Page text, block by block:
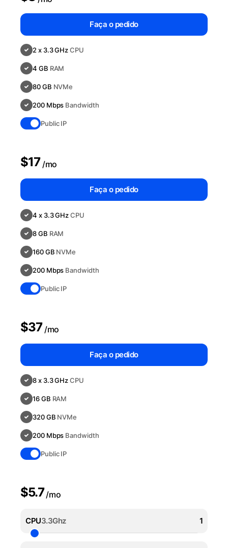
2 x 3.3 GHzCPU
4 GB RAM
80 GB NVMe
200 Mbps Bandwidth
Public IP
Faça o pedido
4 x 3.3 GHzCPU
8 GB RAM
160 GB NVMe
200 Mbps Bandwidth
Public IP
$17 /mo
Faça o pedido
8 x 3.3 GHzCPU
16 GB RAM
320 GB NVMe
200 Mbps Bandwidth
Public IP
$37 /mo
Faça o pedido
CPU3.3Ghz
$5.7 /mo